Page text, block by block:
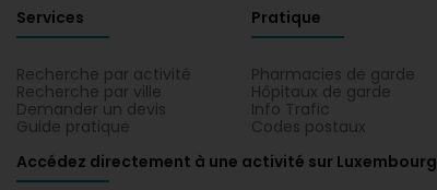
Services
Recherche par activité
Recherche par ville
Demander un devis
Guide pratique
Pratique
Pharmacies de garde
Hôpitaux de garde
Info Trafic
Codes postaux
Accédez directement à une activité sur Luxembourg